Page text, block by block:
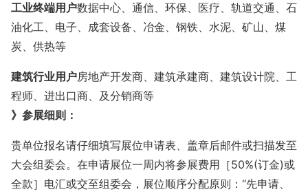
工业终端用户数据中心、通信、环保、医疗、轨道交通、石
油化工、电子、成套设备、冶金、钢铁、水泥、矿山、煤
炭、供热等
建筑行业用户房地产开发商、建筑承建商、建筑设计院、工
程师、进出口商、及分销商等
》参展细则：
贵单位报名请仔细填写展位申请表、盖章后邮件或扫描发至
大会组委会。在申请展位一周内将参展费用［50%(订金)或
全款］电汇或交至组委会，展位顺序分配原则：“先申请、